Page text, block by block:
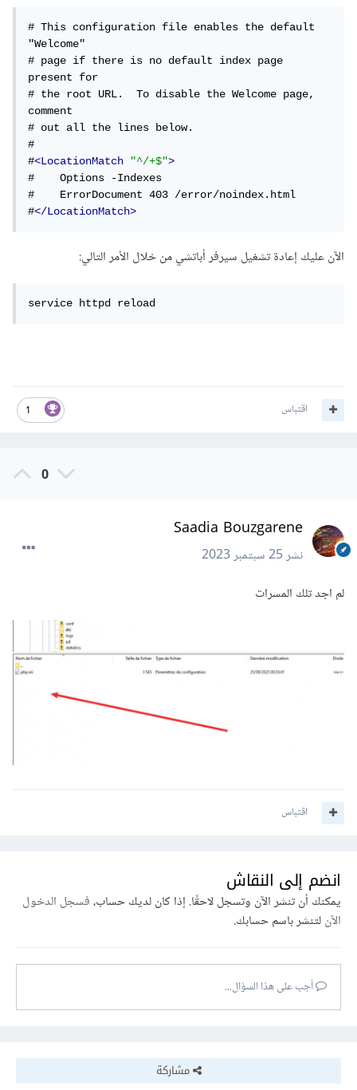
# This configuration file enables the default
"Welcome"
# page if there is no default index page
present for
# the root URL.  To disable the Welcome page,
comment
# out all the lines below.
#
#<LocationMatch "^/+$">
#    Options -Indexes
#    ErrorDocument 403 /error/noindex.html
#</LocationMatch>
الآن عليك إعادة تشغيل سيرفر أباتشي من خلال الأمر التالي:
service httpd reload
1 اقتباس
0
Saadia Bouzgarene
نشر25 سبتمبر 2023
لم اجد تلك المسرات
اقتباس
انضم إلى النقاش
يمكنك أن تنشر الآن وتسجل لاحقًا. إذا كان لديك حساب،فسجل الدخول
الآنلتنشر باسم حسابك.
أجب على هذا السؤال...
مشاركة